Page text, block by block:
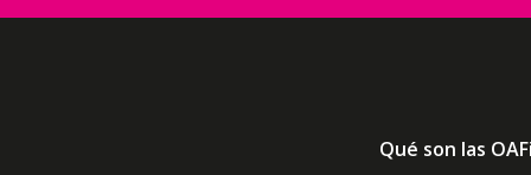
Qué son las